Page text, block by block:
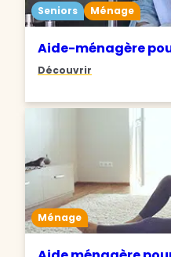
Seniors Ménage
Aide-ménagère
Découvrir
Ménage